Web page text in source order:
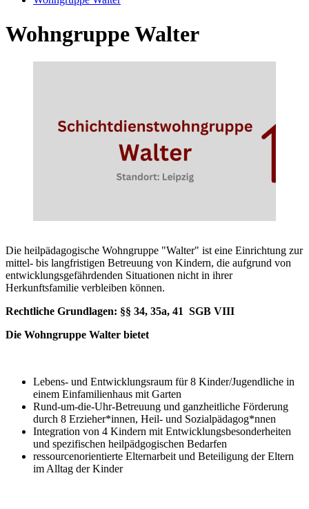
Wohngruppe Walter
Die heilpädagogische Wohngruppe "Walter" ist eine Einrichtung zur
mittel- bis langfristigen Betreuung von Kindern, die aufgrund von
entwicklungsgefährdenden Situationen nicht in ihrer
Herkunftsfamilie verbleiben können.
Rechtliche Grundlagen: §§ 34, 35a, 41 SGB VIII
Die Wohngruppe Walter bietet
Lebens- und Entwicklungsraum für 8 Kinder/Jugendliche in
einem Einfamilienhaus mit Garten
Rund-um-die-Uhr-Betreuung und ganzheitliche Förderung
durch 8 Erzieher*innen, Heil- und Sozialpädagog*nnen
Integration von 4 Kindern mit Entwicklungsbesonderheiten
und spezifischen heilpädgogischen Bedarfen
ressourcenorientierte Elternarbeit und Beteiligung der Eltern
im Alltag der Kinder